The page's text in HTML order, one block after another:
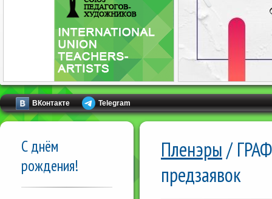
ВКонтакте Telegram
С днём
рождения!
Пленэры/
предзаявок